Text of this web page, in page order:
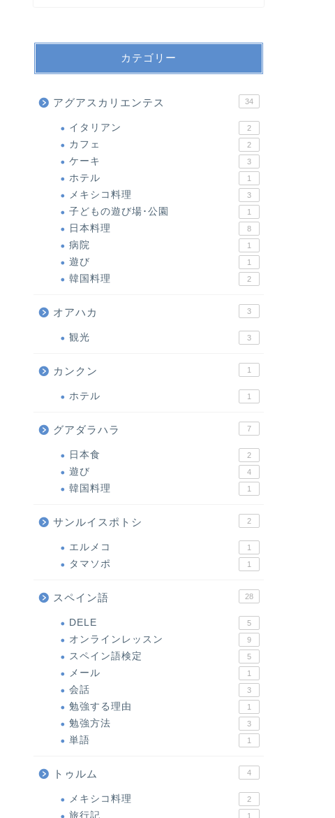
カテゴリー
アグアスカリエンテス 34
イタリアン 2
カフェ 2
ケーキ 3
ホテル 1
メキシコ料理 3
子どもの遊び場･公園 1
日本料理 8
病院 1
遊び 1
韓国料理 2
オアハカ 3
観光 3
カンクン 1
ホテル 1
グアダラハラ 7
日本食 2
遊び 4
韓国料理 1
サンルイスポトシ 2
エルメコ 1
タマソポ 1
スペイン語 28
DELE 5
オンラインレッスン 9
スペイン語検定 5
メール 1
会話 3
勉強する理由 1
勉強方法 3
単語 1
トゥルム 4
メキシコ料理 2
旅行記 1